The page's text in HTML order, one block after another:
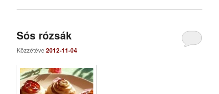
Sós rózsák
Közzétéve2012-11-04